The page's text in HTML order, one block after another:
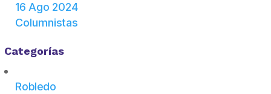
16 Ago 2024
Columnistas
Categorías
Robledo